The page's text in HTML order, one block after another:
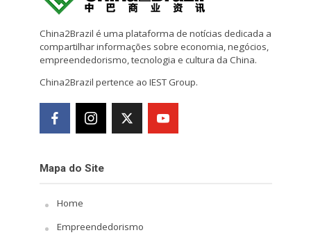
China2Brazil é uma plataforma de notícias dedicada a
compartilhar informações sobre economia, negócios,
empreendedorismo, tecnologia e cultura da China.
China2Brazil pertence ao IEST Group.
Mapa do Site
Home
Empreendedorismo